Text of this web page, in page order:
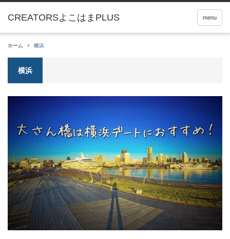
menu
ホーム 横浜
横浜